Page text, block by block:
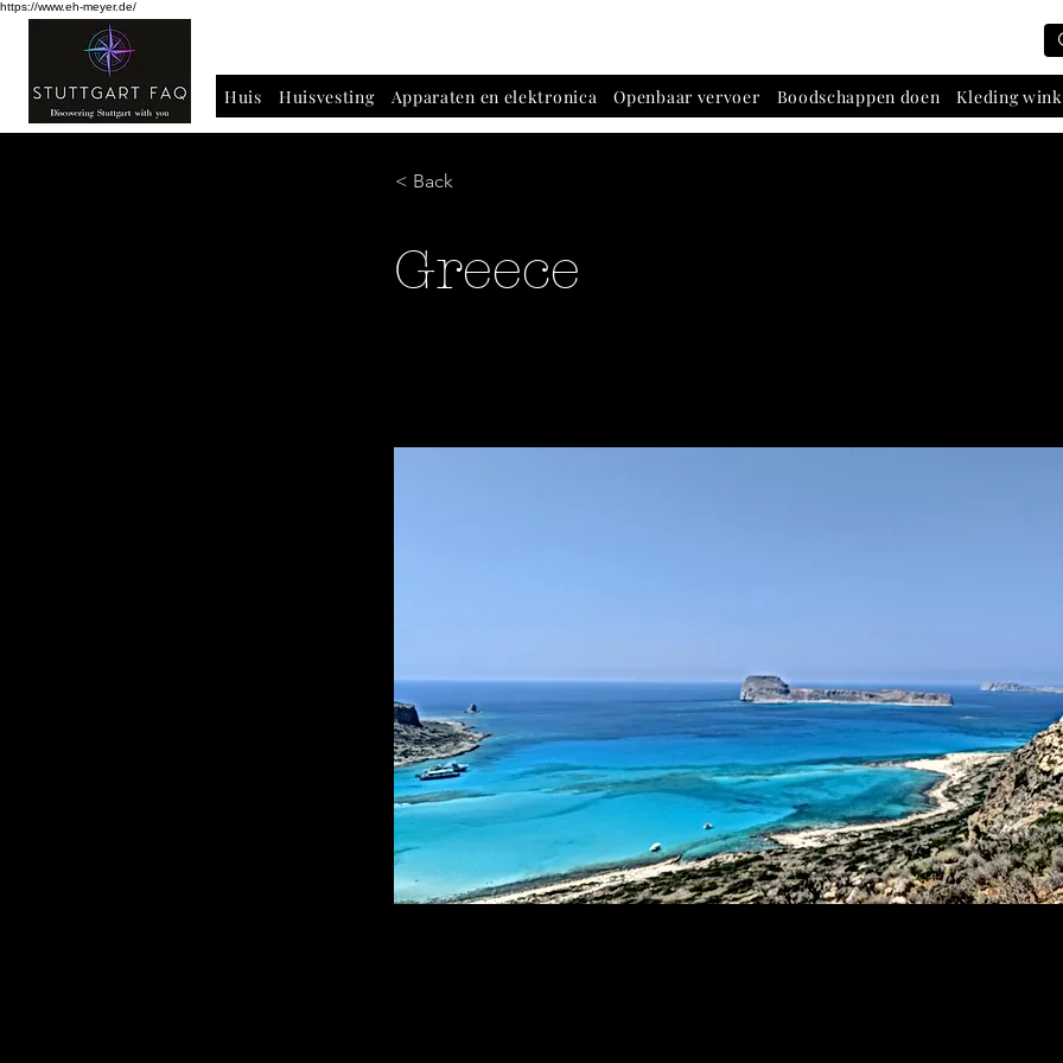
https://www.eh-meyer.de/
Huis Huisvesting Apparaten en elektronica Openbaar vervoer Boodschappen doen Kleding
< Back
Greece